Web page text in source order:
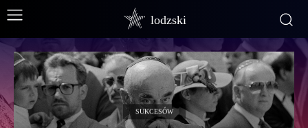
lodzski
SUKCESÓW